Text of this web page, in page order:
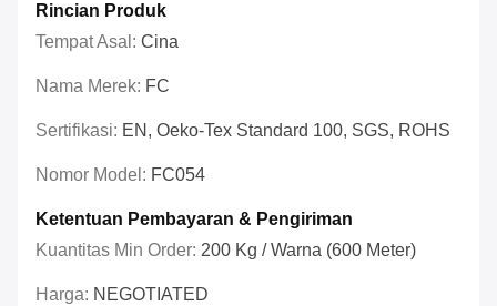
Rincian Produk
Tempat Asal: Cina
Nama Merek: FC
Sertifikasi: EN, Oeko-Tex Standard 100, SGS, ROHS
Nomor Model: FC054
Ketentuan Pembayaran & Pengiriman
Kuantitas Min Order: 200 Kg / Warna (600 Meter)
Harga: NEGOTIATED